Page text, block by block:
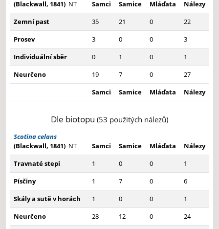
(Blackwall, 1841) NT Samci Samice Mláďata
Nálezy
Zemní past
35 21 0
22
Prosev
3 0 0
3
Individuální sběr
0 1 0
1
Neurčeno
19 7 0
27
Samci
Samice Mláďata Nálezy
Dle biotopu (53 použitých nálezů)
Scotina celans
(Blackwall, 1841) NT Samci Samice Mláďata
Nálezy
Travnaté stepi
1 0 0
1
Písčiny
1 7 0
6
Skály a sutě v horách
1 0 0
1
Neurčeno
28 12 0
24